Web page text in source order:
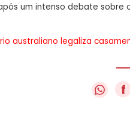
um intenso debate sobre
australiano legaliza
f